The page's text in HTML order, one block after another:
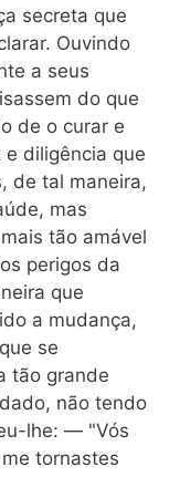
secreta que
Ouvindo
a seus
do que
de o curar e
diligência que
de tal maneira,
mas
tão amável
perigos da
que
a mudança,
se
tão grande
não tendo
lhe: — "Vós
tornastes